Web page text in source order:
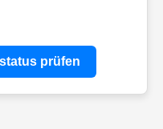
prüfen